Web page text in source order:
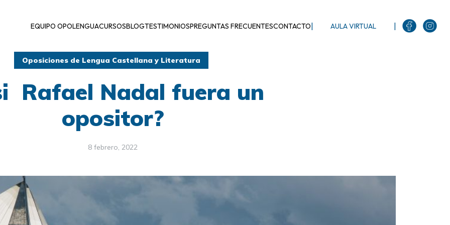
EQUIPO OPOLENGUACURSOSBLOGTESTIMONIOSPREGUNTAS FRECUENTESCONTACTO| AULA VIRTUAL |
Oposiciones de Lengua Castellana y Literatura
Rafael Nadal fuera un
opositor?
8 febrero, 2022